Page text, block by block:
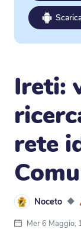
Ireti:
rete
Noceto ◆
Mer 6 Maggio,